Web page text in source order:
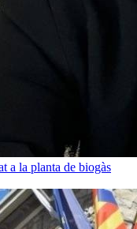
a la planta de biogàs